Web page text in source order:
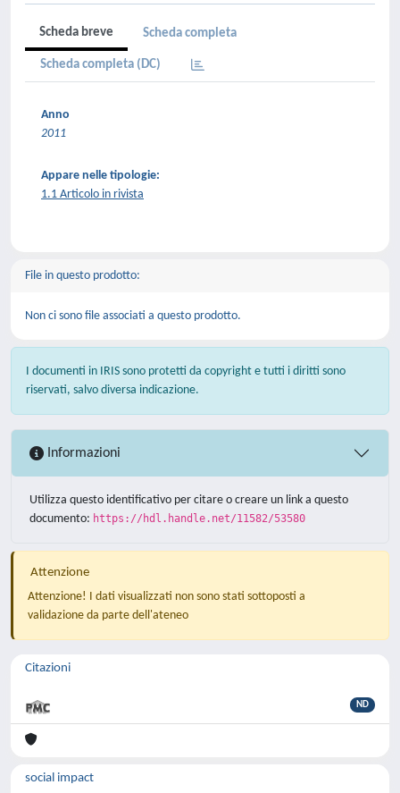
Scheda breve Scheda completa
Scheda completa (DC)
Anno
2011
Appare nelle tipologie:
1.1 Articolo in rivista
File in questo prodotto:
Non ci sono file associati a questo prodotto.
I documenti in IRIS sono protetti da copyright e tutti i diritti sono
riservati, salvo diversa indicazione.
Informazioni
Utilizza questo identificativo per citare o creare un link a questo
documento: https://hdl.handle.net/11582/53580
Attenzione
Attenzione! I dati visualizzati non sono stati sottoposti a
validazione da parte dell'ateneo
Citazioni
ND
social impact